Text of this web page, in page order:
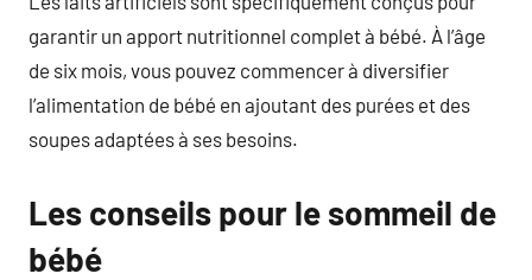
garantir un apport nutritionnel complet à bébé. À l’âge
de six mois, vous pouvez commencer à diversifier
l’alimentation de bébé en ajoutant des purées et des
soupes adaptées à ses besoins.
Les conseils pour le sommeil de
bébé